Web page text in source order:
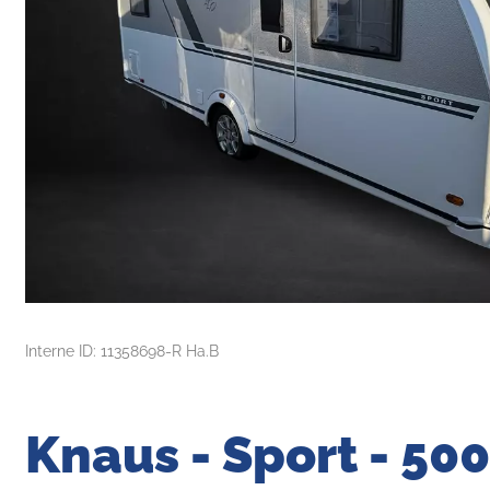
Interne ID: 11358698-R Ha.B
Knaus - Sport -